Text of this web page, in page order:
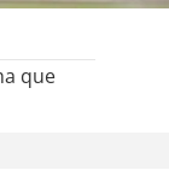
que